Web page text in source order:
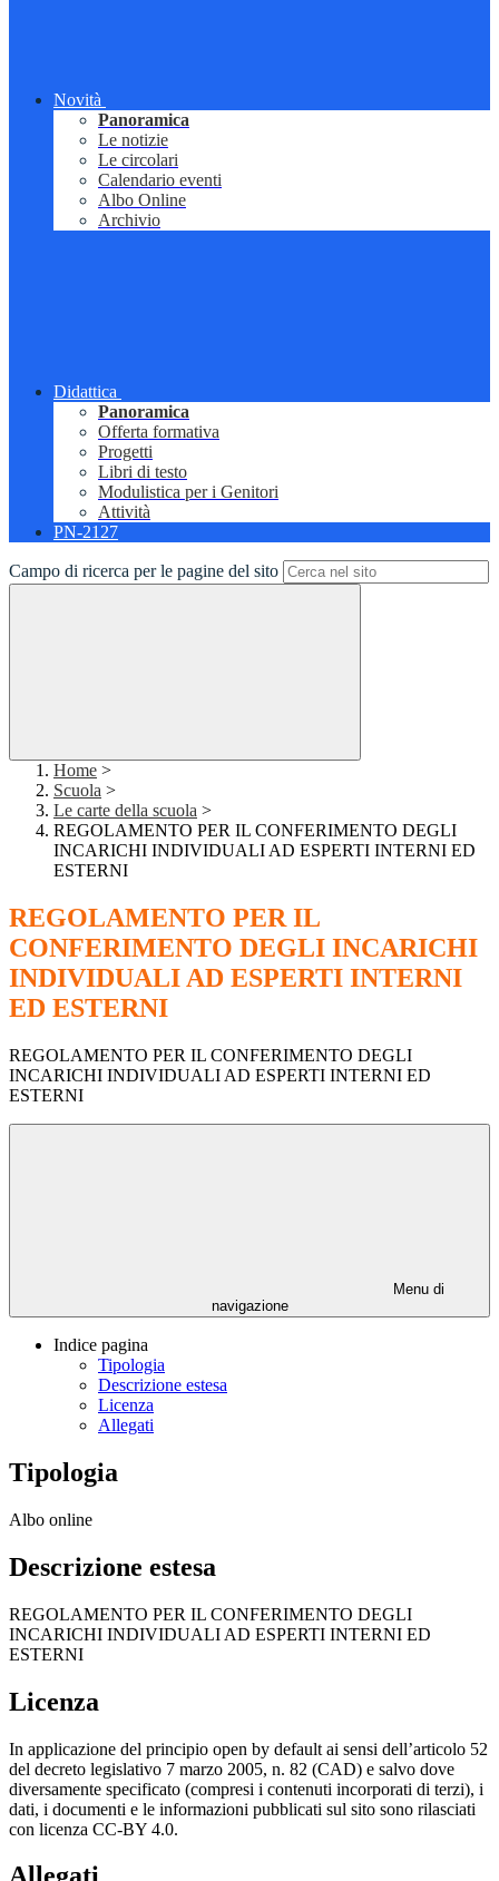
Novità
Panoramica
Le notizie
Le circolari
Calendario eventi
Albo Online
Archivio
Didattica
Panoramica
Offerta formativa
Progetti
Libri di testo
Modulistica per i Genitori
Attività
PN-2127
Campo di ricerca per le pagine del sito
Home >
Scuola >
Le carte della scuola >
REGOLAMENTO PER IL CONFERIMENTO DEGLI
INCARICHI INDIVIDUALI AD ESPERTI INTERNI ED
ESTERNI
REGOLAMENTO PER IL
CONFERIMENTO DEGLI INCARICHI
INDIVIDUALI AD ESPERTI INTERNI
ED ESTERNI
REGOLAMENTO PER IL CONFERIMENTO DEGLI
INCARICHI INDIVIDUALI AD ESPERTI INTERNI ED
ESTERNI
Menu di
navigazione
Indice pagina
Tipologia
Descrizione estesa
Licenza
Allegati
Tipologia
Albo online
Descrizione estesa
REGOLAMENTO PER IL CONFERIMENTO DEGLI
INCARICHI INDIVIDUALI AD ESPERTI INTERNI ED
ESTERNI
Licenza
In applicazione del principio open by default ai sensi dell’articolo 52
del decreto legislativo 7 marzo 2005, n. 82 (CAD) e salvo dove
diversamente specificato (compresi i contenuti incorporati di terzi), i
dati, i documenti e le informazioni pubblicati sul sito sono rilasciati
con licenza CC-BY 4.0.